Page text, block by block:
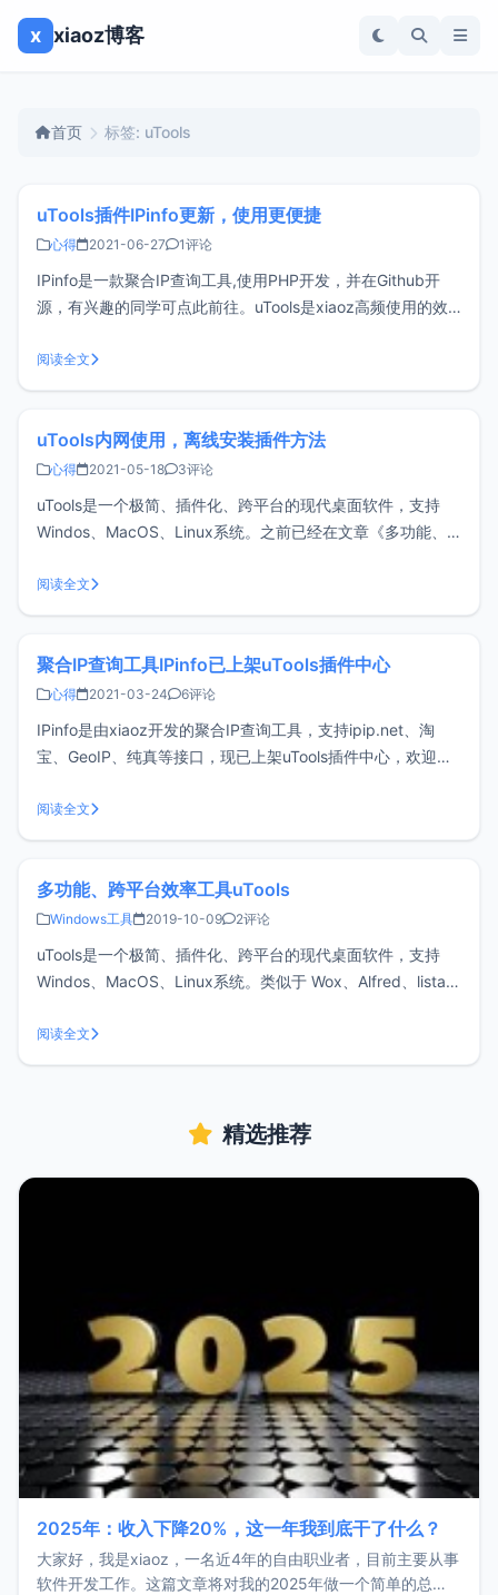
x xiaoz博客
首页 标签: uTools
uTools插件IPinfo更新，使用更便捷
心得 2021-06-27 1评论
IPinfo是一款聚合IP查询工具,使用PHP开发，并在Github开
源，有兴趣的同学可点此前往。uTools是xiaoz高频使用的效
都没有,于是只能自己动手编写了，以下IPinfo插件均指的是
uTools IPinfo插件。之前发布的IPin
阅读全文
uTools内网使用，离线安装插件方法
心得 2021-05-18 3评论
uTools是一个极简、插件化、跨平台的现代桌面软件，支持
Windos、MacOS、Linux系统。之前已经在文章《多功能、
心。如果在没有公网环境的情况下使用uTools，无法在线安装
插件，相当于是残废状态，不过官方有提供离线插件的下载
阅读全文
聚合IP查询工具IPinfo已上架uTools插件中心
心得 2021-03-24 6评论
IPinfo是由xiaoz开发的聚合IP查询工具，支持ipip.net、淘
宝、GeoIP、纯真等接口，现已上架uTools插件中心，欢迎各
软件。通过自由选配丰富的插件，打造你得心应手的工具集
合。有兴趣的同学可参考：多功能、跨平台效率工具u
阅读全文
多功能、跨平台效率工具uTools
Windows工具 2019-10-09 2评论
uTools是一个极简、插件化、跨平台的现代桌面软件，支持
Windos、MacOS、Linux系统。类似于 Wox、Alfred、listary
官网：https://www.u.tools/download.html 根据自己的平台
下载安装即
阅读全文
精选推荐
2025年：收入下降20%，这一年我到底干了什么？
大家好，我是xiaoz，一名近4年的自由职业者，目前主要从事
软件开发工作。这篇文章将对我的2025年做一个简单的总